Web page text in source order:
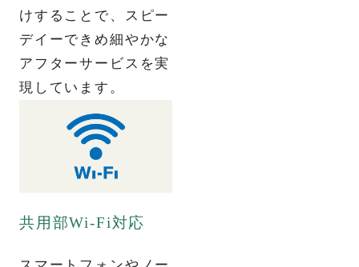
けすることで、スピー
デイーできめ細やかな
アフターサービスを実
現しています。
共用部Wi-Fi対応